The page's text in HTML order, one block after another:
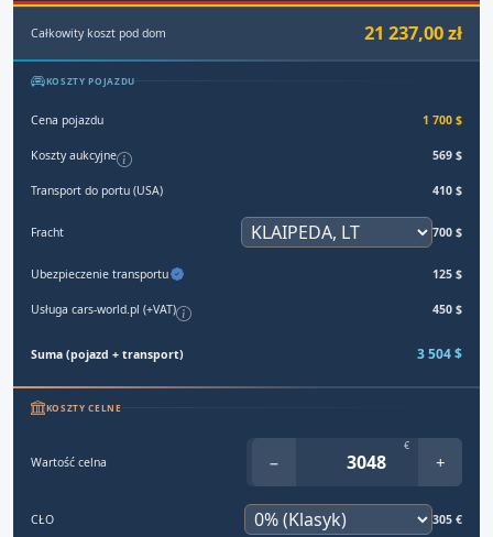
Całkowity koszt pod dom 21 237,00 zł
KOSZTY POJAZDU
Cena pojazdu 1 700 $
Koszty aukcyjne 569 $
Transport do portu (USA) 410 $
Fracht 700 $
Ubezpieczenie transportu 125 $
Usługa cars-world.pl (+VAT) 450 $
Suma (pojazd + transport) 3 504 $
KOSZTY CELNE
Wartość celna −
€
+
CŁO 305 €